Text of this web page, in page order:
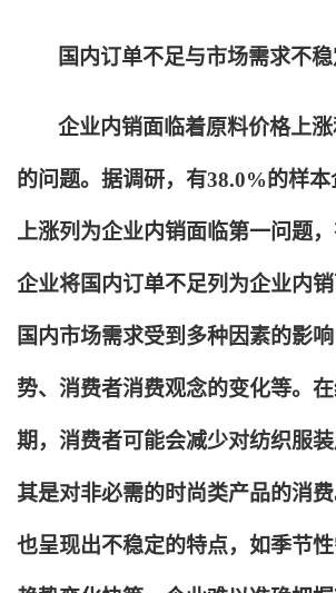
国内订单不足与市场需求不
企业内销面临着原料价格上
的问题。据调研，有38.0%的样
上涨列为企业内销面临第一问题
企业将国内订单不足列为企业内销
国内市场需求受到多种因素的影
势、消费者消费观念的变化等。
期，消费者可能会减少对纺织服
其是对非必需的时尚类产品的消
也呈现出不稳定的特点，如季节